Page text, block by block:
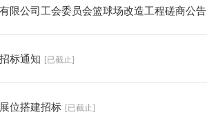
限公司工会委员会篮球场改造工程磋商公告
标通知 [已截止]
位搭建招标 [已截止]